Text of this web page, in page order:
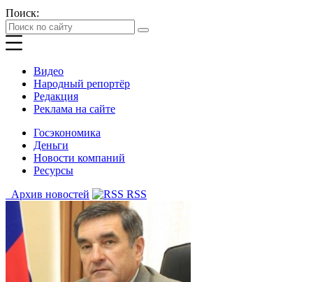
Поиск:
Видео
Народный репортёр
Редакция
Реклама на сайте
Госэкономика
Деньги
Новости компаний
Ресурсы
Архив новостей
RSS